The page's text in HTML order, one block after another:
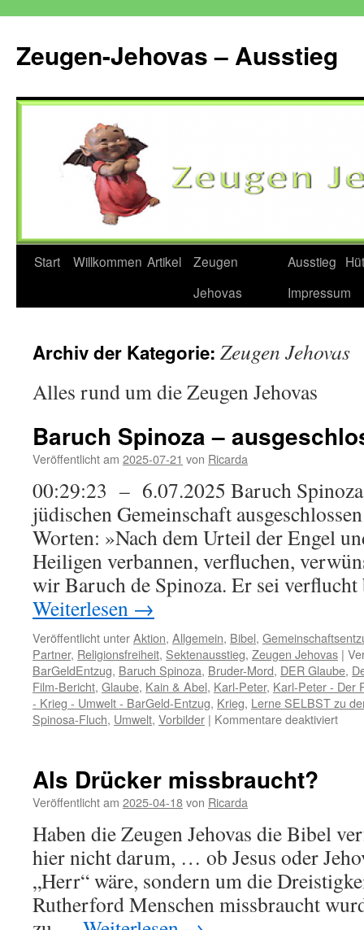
springen
Zeugen-Jehovas – Ausstieg
Start Willkommen Artikel
Zeugen
Jehovas
Ausstieg
Impressum
Archiv der Kategorie: Zeugen Jehovas
Alles rund um die Zeugen Jehovas
Baruch Spinoza –
Veröffentlicht am 2025-07-21 von Ricarda
00:29:23 – 6.07.2025 Baruch
jüdischen Gemeinschaft
Worten: »Nach dem Urteil der Engel
Heiligen verbannen, verfluchen,
wir Baruch de Spinoza. Er sei
Weiterlesen →
Veröffentlicht unterAktion, Allgemein, Bibel,
Partner, Religionsfreiheit, Sektenausstieg, Zeugen Jehovas |
BarGeldEntzug, Baruch Spinoza, Bruder-Mord, DER Glaube,
Film-Bericht, Glaube, Kain & Abel, Karl-Peter, Karl-Peter - Der
- Krieg - Umwelt - BarGeld-Entzug, Krieg, Lerne SELBST zu
Spinosa-Fluch, Umwelt, Vorbilder | Kommentare deaktiviertfür
Als Drücker missbraucht?
Veröffentlicht am 2025-04-18von Ricarda
Haben die Zeugen Jehovas die Bibel
hier nicht darum, … ob Jesus oder
„Herr“ wäre, sondern um die
Rutherford Menschen missbraucht